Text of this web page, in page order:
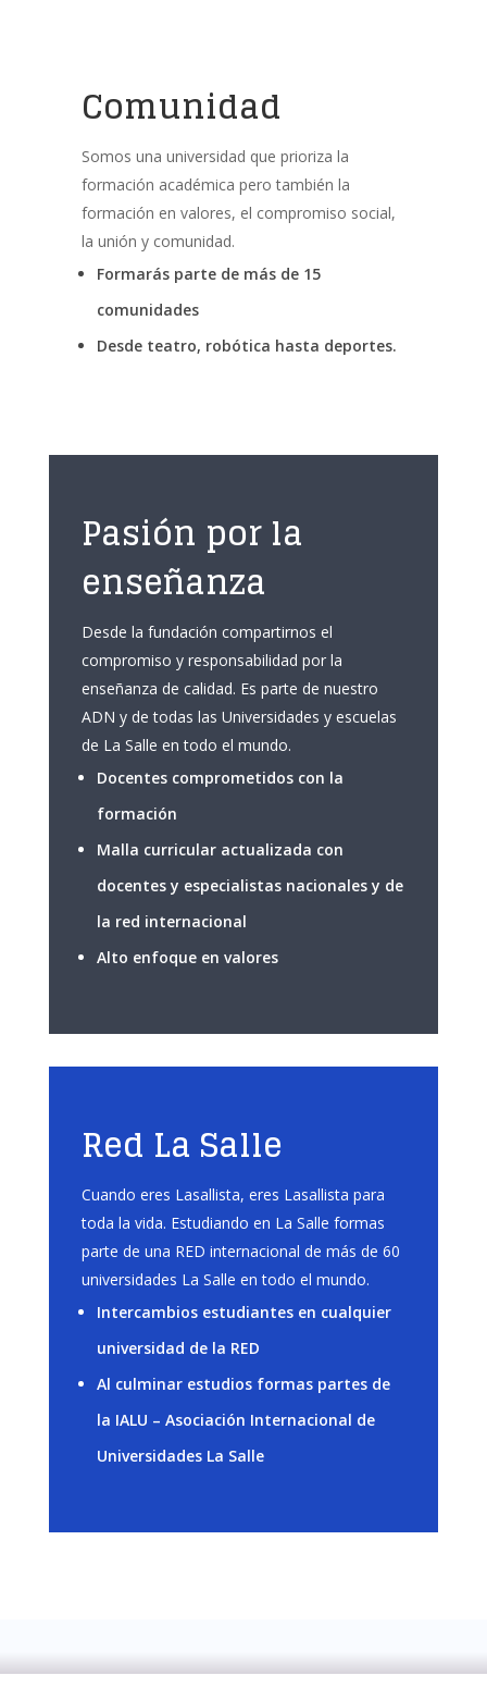
Comunidad
Somos una universidad que prioriza la
formación académica pero también la
formación en valores, el compromiso social,
la unión y comunidad.
Formarás parte de más de 15
comunidades
Desde teatro, robótica hasta deportes.
Pasión por la
enseñanza
Desde la fundación compartirnos el
compromiso y responsabilidad por la
enseñanza de calidad. Es parte de nuestro
ADN y de todas las Universidades y escuelas
de La Salle en todo el mundo.
Docentes comprometidos con la
formación
Malla curricular actualizada con
docentes y especialistas nacionales y de
la red internacional
Alto enfoque en valores
Red La Salle
Cuando eres Lasallista, eres Lasallista para
toda la vida. Estudiando en La Salle formas
parte de una RED internacional de más de 60
universidades La Salle en todo el mundo.
Intercambios estudiantes en cualquier
universidad de la RED
Al culminar estudios formas partes de
la IALU – Asociación Internacional de
Universidades La Salle